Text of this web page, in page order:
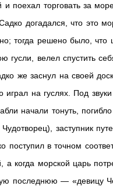
поехал торговать за
догадался, что это
тогда решено было, что
гусли, велел спустить
же заснул на своей
на гуслях. Под
начали тонуть,
заступник
в точном
а когда морской царь
последнюю — «девицу